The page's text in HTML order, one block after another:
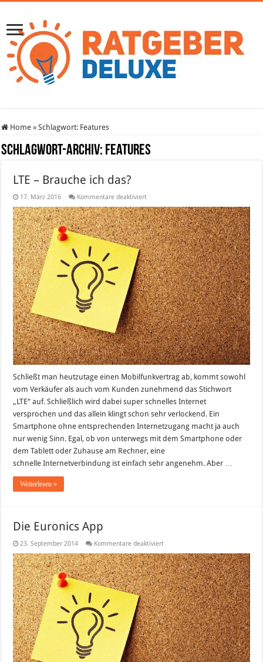
Home » Schlagwort: Features
Schlagwort-Archiv: Features
LTE – Brauche ich das?
17. März 2016 Kommentare deaktiviertfür
–
Brauche
ich
das?
Schließt man heutzutage einen Mobilfunkvertrag ab, kommt sowohl
vom Verkäufer als auch vom Kunden zunehmend das Stichwort
„LTE“ auf. Schließlich wird dabei super schnelles Internet
versprochen und das allein klingt schon sehr verlockend. Ein
Smartphone ohne entsprechenden Internetzugang macht ja auch
nur wenig Sinn. Egal, ob von unterwegs mit dem Smartphone oder
dem Tablett oder Zuhause am Rechner, eine
schnelle Internetverbindung ist einfach sehr angenehm. Aber …
Weiterlesen »
Die Euronics App
23. September 2014 Kommentare deaktiviertfür
Euronics
App